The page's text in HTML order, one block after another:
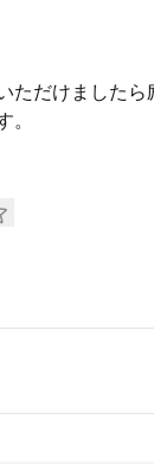
ただけましたら
。